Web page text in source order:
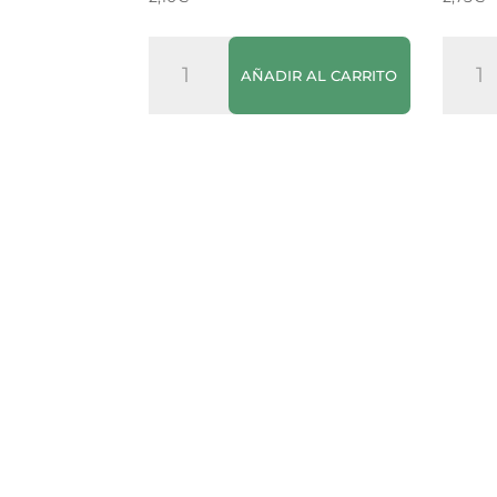
Bendinat
cantidad
AÑADIR AL CARRITO